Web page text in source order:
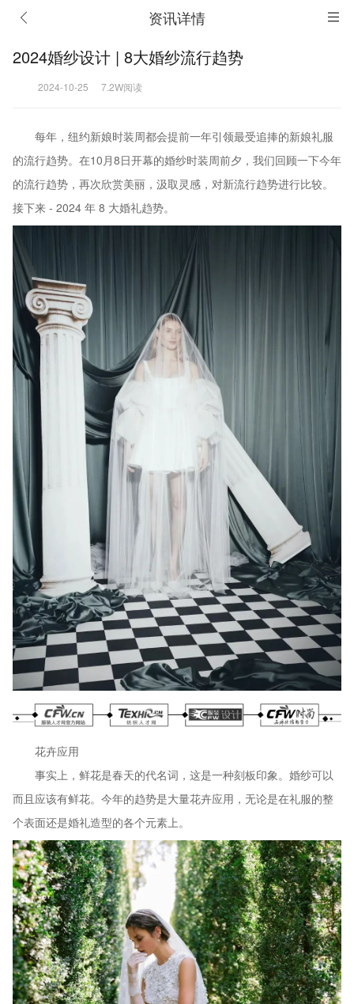
资讯详情
2024婚纱设计 | 8大婚纱流行趋势
2024-10-25 7.2W阅读
每年，纽约新娘时装周都会提前一年引领最受追捧的新娘礼服
的流行趋势。在10月8日开幕的婚纱时装周前夕，我们回顾一下今年
的流行趋势，再次欣赏美丽，汲取灵感，对新流行趋势进行比较。
接下来 - 2024 年 8 大婚礼趋势。
花卉应用
事实上，鲜花是春天的代名词，这是一种刻板印象。婚纱可以
而且应该有鲜花。今年的趋势是大量花卉应用，无论是在礼服的整
个表面还是婚礼造型的各个元素上。